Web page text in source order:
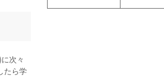
次々
たら学